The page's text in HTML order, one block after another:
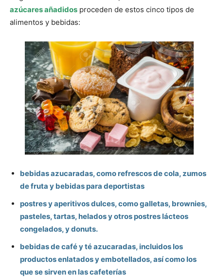
azúcares añadidos proceden de estos cinco tipos de
alimentos y bebidas:
bebidas azucaradas, como refrescos de cola, zumos
de fruta y bebidas para deportistas
postres y aperitivos dulces, como galletas, brownies,
pasteles, tartas, helados y otros postres lácteos
congelados, y donuts.
bebidas de café y té azucaradas, incluidos los
productos enlatados y embotellados, así como los
que se sirven en las cafeterías